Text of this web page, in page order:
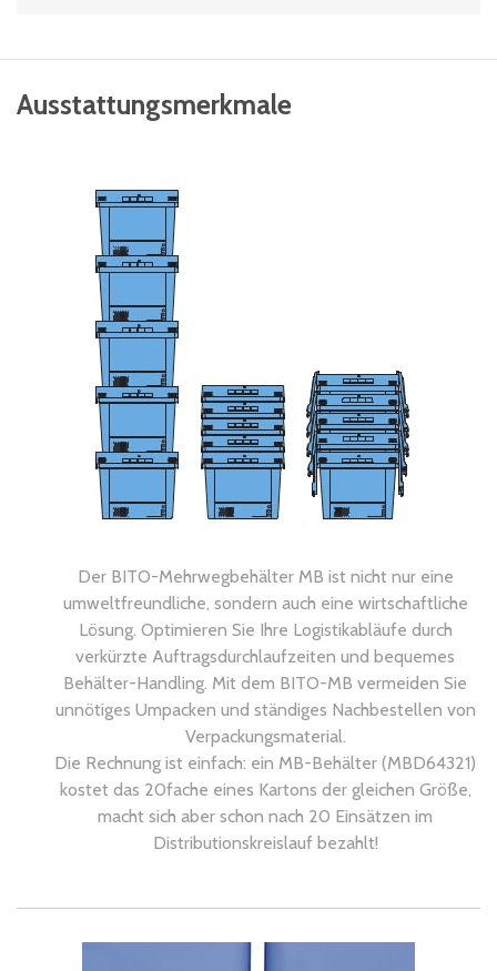
Ausstattungsmerkmale
Der BITO-Mehrwegbehälter MB ist nicht nur eine
umweltfreundliche, sondern auch eine wirtschaftliche
Lösung. Optimieren Sie Ihre Logistikabläufe durch
verkürzte Auftragsdurchlaufzeiten und bequemes
Behälter-Handling. Mit dem BITO-MB vermeiden Sie
unnötiges Umpacken und ständiges Nachbestellen von
Verpackungsmaterial.
Die Rechnung ist einfach: ein MB-Behälter (MBD64321)
kostet das 20fache eines Kartons der gleichen Größe,
macht sich aber schon nach 20 Einsätzen im
Distributionskreislauf bezahlt!